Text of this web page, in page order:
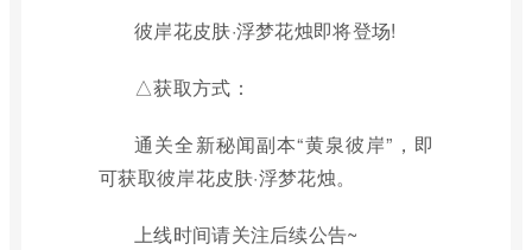
彼岸花皮肤·浮梦花烛即将登场!
△获取方式：
通关全新秘闻副本“黄泉彼岸”，即
可获取彼岸花皮肤·浮梦花烛。
上线时间请关注后续公告~